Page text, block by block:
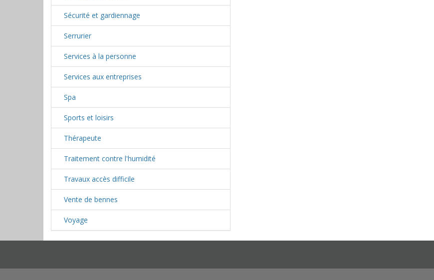
Sécurité et gardiennage
Serrurier
Services à la personne
Services aux entreprises
Spa
Sports et loisirs
Thérapeute
Traitement contre l'humidité
Travaux accès difficile
Vente de bennes
Voyage